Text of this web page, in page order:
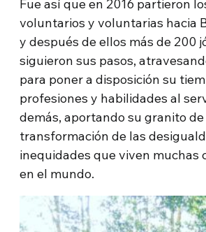
Fue así que en 2016 partieron
voluntarios y voluntarias hacia
y después de ellos más de 200
siguieron sus pasos,
para poner a disposición su
profesiones y habilidades al
demás, aportando su granito de
transformación de las
inequidades que viven muchas
en el mundo.